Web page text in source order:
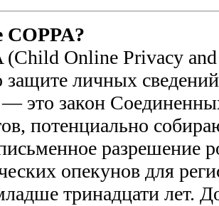
COPPA?
(Child Online Privacy
защите личных
— это закон
потенциально
разрешение
опекунов для
тринадцати лет.